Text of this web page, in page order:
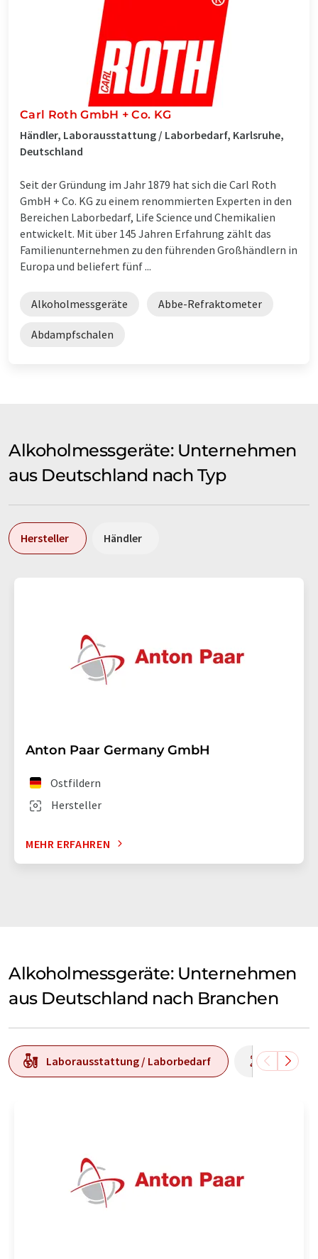
Carl Roth GmbH + Co. KG
Händler, Laborausstattung / Laborbedarf, Karlsruhe,
Deutschland
Seit der Gründung im Jahr 1879 hat sich die Carl Roth
GmbH + Co. KG zu einem renommierten Experten in den
Bereichen Laborbedarf, Life Science und Chemikalien
entwickelt. Mit über 145 Jahren Erfahrung zählt das
Familienunternehmen zu den führenden Großhändlern in
Europa und beliefert fünf ...
Alkoholmessgeräte Abbe-Refraktometer
Abdampfschalen
Alkoholmessgeräte: Unternehmen
aus Deutschland nach Typ
Hersteller Händler
Anton Paar Germany GmbH
Hersteller
Ostfildern
MEHR ERFAHREN
Alkoholmessgeräte: Unternehmen
aus Deutschland nach Branchen
Laborausstattung / Laborbedarf